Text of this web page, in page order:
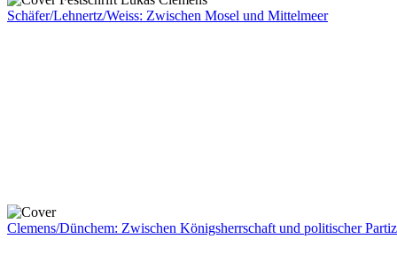
Schäfer/Lehnertz/Weiss: Zwischen Mosel und Mittelmeer
Clemens/Dünchem: Zwischen Königsherrschaft und politischer